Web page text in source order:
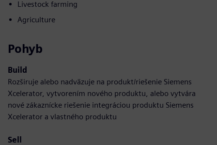
Livestock farming
Agriculture
Pohyb
Build
Rozširuje alebo nadväzuje na produkt/riešenie Siemens
Xcelerator, vytvorením nového produktu, alebo vytvára
nové zákaznícke riešenie integráciou produktu Siemens
Xcelerator a vlastného produktu
Sell